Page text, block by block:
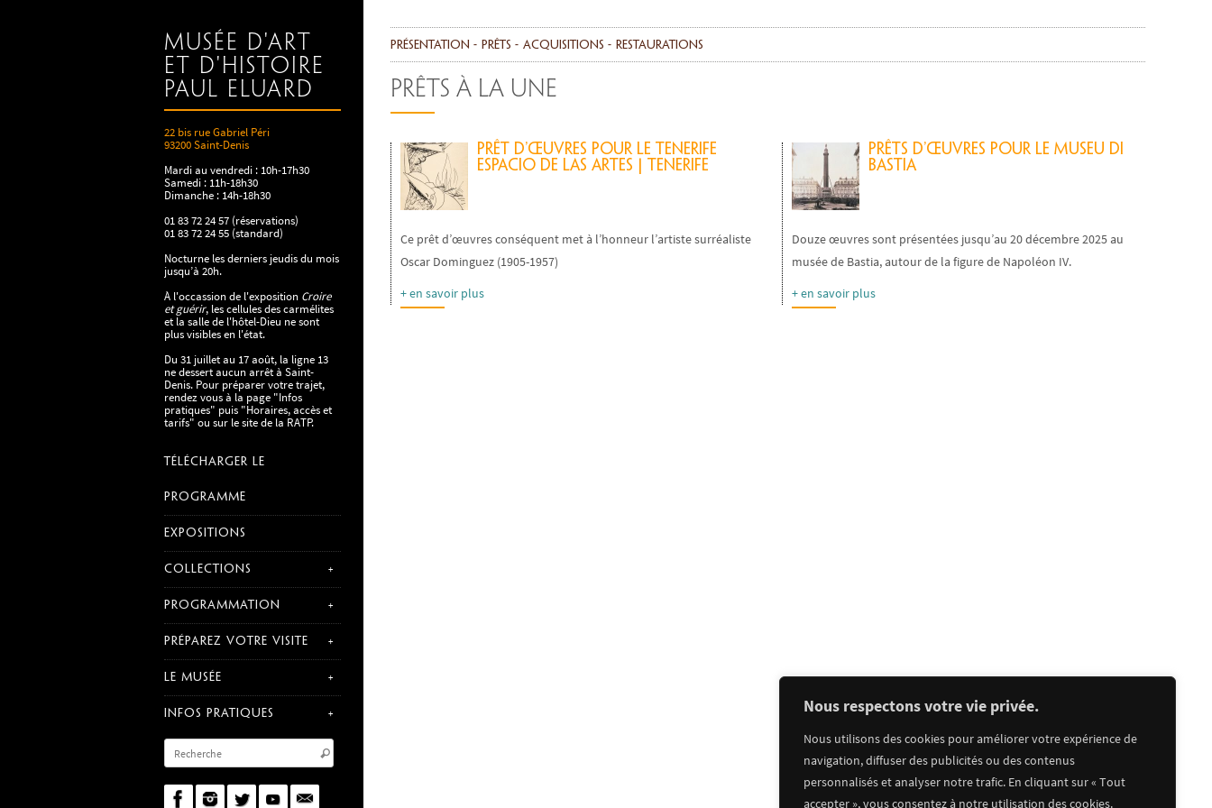
Nous respectons votre vie privée.
Nous utilisons des cookies pour améliorer votre expérience de
navigation, diffuser des publicités ou des contenus
personnalisés et analyser notre trafic. En cliquant sur « Tout
accepter », vous consentez à notre utilisation des cookies.
Musée d'art
et d'histoire
Paul Eluard
22 bis rue Gabriel Péri
93200 Saint-Denis
Mardi au vendredi : 10h-17h30
Samedi : 11h-18h30
Dimanche : 14h-18h30
01 83 72 24 57 (réservations)
01 83 72 24 55 (standard)
Nocturne les derniers jeudis du mois
jusqu’à 20h.
À l'occassion de l'exposition Croire
et guérir, les cellules des carmélites
et la salle de l'hôtel-Dieu ne sont
plus visibles en l'état.
Du 31 juillet au 17 août, la ligne 13
ne dessert aucun arrêt à Saint-
Denis. Pour préparer votre trajet,
rendez vous à la page "Infos
pratiques" puis "Horaires, accès et
tarifs" ou sur le site de la RATP.
TÉLÉCHARGER LE
PROGRAMME
EXPOSITIONS
COLLECTIONS
PROGRAMMATION
PRÉPAREZ VOTRE VISITE
LE MUSÉE
INFOS PRATIQUES
Présentation Prêts Acquisitions Restaurations
PRÊTS À LA UNE
Prêt d’œuvres pour le Tenerife
Espacio de las Artes | Tenerife
Ce prêt d’œuvres conséquent met à l’honneur l’artiste surréaliste
Oscar Dominguez (1905-1957)
+ en savoir plus
Prêts d’œuvres pour le Museu di
Bastia
Douze œuvres sont présentées jusqu’au 20 décembre 2025 au
musée de Bastia, autour de la figure de Napoléon IV.
+ en savoir plus